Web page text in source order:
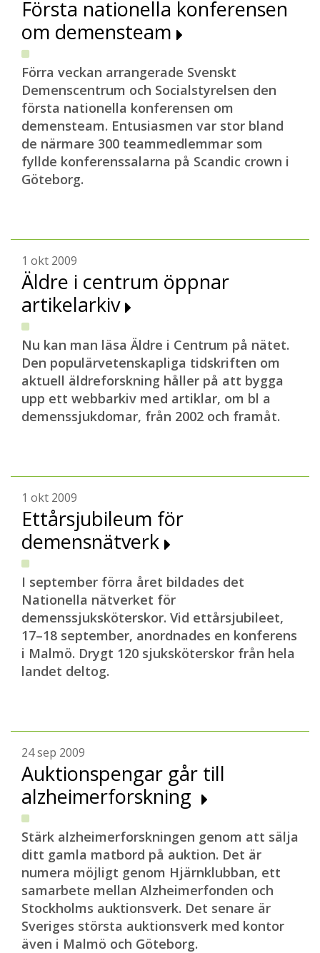
Första nationella konferensen
om demensteam
Förra veckan arrangerade Svenskt
Demenscentrum och Socialstyrelsen den
första nationella konferensen om
demensteam. Entusiasmen var stor bland
de närmare 300 teammedlemmar som
fyllde konferenssalarna på Scandic crown i
Göteborg.
1 okt 2009
Äldre i centrum öppnar
artikelarkiv
Nu kan man läsa Äldre i Centrum på nätet.
Den populärvetenskapliga tidskriften om
aktuell äldreforskning håller på att bygga
upp ett webbarkiv med artiklar, om bl a
demenssjukdomar, från 2002 och framåt.
1 okt 2009
Ettårsjubileum för
demensnätverk
I september förra året bildades det
Nationella nätverket för
demenssjuksköterskor. Vid ettårsjubileet,
17–18 september, anordnades en konferens
i Malmö. Drygt 120 sjuksköterskor från hela
landet deltog.
24 sep 2009
Auktionspengar går till
alzheimerforskning
Stärk alzheimerforskningen genom att sälja
ditt gamla matbord på auktion. Det är
numera möjligt genom Hjärnklubban, ett
samarbete mellan Alzheimerfonden och
Stockholms auktionsverk. Det senare är
Sveriges största auktionsverk med kontor
även i Malmö och Göteborg.